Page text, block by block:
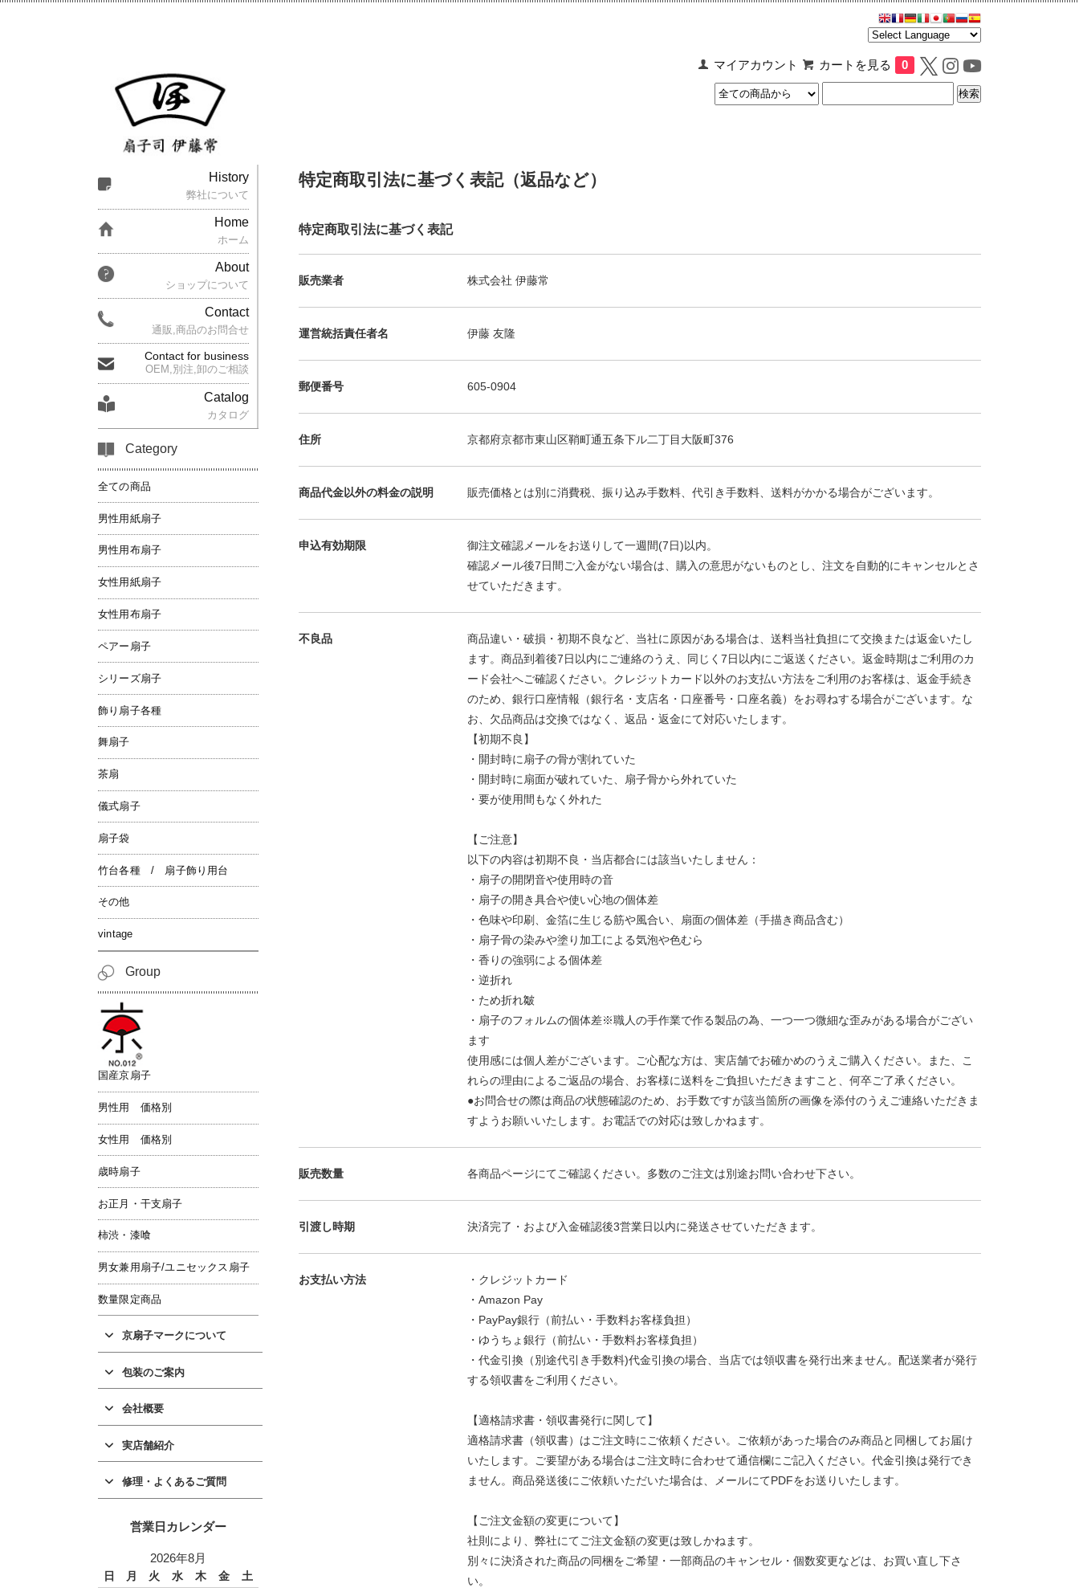
マイアカウント カートを見る 0
特定商取引法に基づく表記（返品など）
特定商取引法に基づく表記
販売業者 株式会社 伊藤常
運営統括責任者名 伊藤 友隆
郵便番号 605-0904
住所 京都府京都市東山区鞘町通五条下ル二丁目大阪町376
商品代金以外の料金の説明 販売価格とは別に消費税、振り込み手数料、代引き手数料、送料がかかる場合がございます。
申込有効期限
御注文確認メールをお送りして一週間(7日)以内。
確認メール後7日間ご入金がない場合は、購入の意思がないものとし、注文を自動的にキャンセルとさ
せていただきます。
不良品
商品違い・破損・初期不良など、当社に原因がある場合は、送料当社負担にて交換または返金いたし
ます。商品到着後7日以内にご連絡のうえ、同じく7日以内にご返送ください。返金時期はご利用のカ
ード会社へご確認ください。クレジットカード以外のお支払い方法をご利用のお客様は、返金手続き
のため、銀行口座情報（銀行名・支店名・口座番号・口座名義）をお尋ねする場合がございます。な
お、欠品商品は交換ではなく、返品・返金にて対応いたします。
【初期不良】
・開封時に扇子の骨が割れていた
・開封時に扇面が破れていた、扇子骨から外れていた
・要が使用間もなく外れた
【ご注意】
以下の内容は初期不良・当店都合には該当いたしません：
・扇子の開閉音や使用時の音
・扇子の開き具合や使い心地の個体差
・色味や印刷、金箔に生じる筋や風合い、扇面の個体差（手描き商品含む）
・扇子骨の染みや塗り加工による気泡や色むら
・香りの強弱による個体差
・逆折れ
・ため折れ皺
・扇子のフォルムの個体差※職人の手作業で作る製品の為、一つ一つ微細な歪みがある場合がござい
ます
使用感には個人差がございます。ご心配な方は、実店舗でお確かめのうえご購入ください。また、こ
れらの理由によるご返品の場合、お客様に送料をご負担いただきますこと、何卒ご了承ください。
●お問合せの際は商品の状態確認のため、お手数ですが該当箇所の画像を添付のうえご連絡いただきま
すようお願いいたします。お電話での対応は致しかねます。
販売数量 各商品ページにてご確認ください。多数のご注文は別途お問い合わせ下さい。
引渡し時期 決済完了・および入金確認後3営業日以内に発送させていただきます。
お支払い方法
・クレジットカード
・Amazon Pay
・PayPay銀行（前払い・手数料お客様負担）
・ゆうちょ銀行（前払い・手数料お客様負担）
・代金引換（別途代引き手数料)代金引換の場合、当店では領収書を発行出来ません。配送業者が発行
する領収書をご利用ください。
【適格請求書・領収書発行に関して】
適格請求書（領収書）はご注文時にご依頼ください。ご依頼があった場合のみ商品と同梱してお届け
いたします。ご要望がある場合はご注文時に合わせて通信欄にご記入ください。代金引換は発行でき
ません。商品発送後にご依頼いただいた場合は、メールにてPDFをお送りいたします。
【ご注文金額の変更について】
社則により、弊社にてご注文金額の変更は致しかねます。
別々に決済された商品の同梱をご希望・一部商品のキャンセル・個数変更などは、お買い直し下さ
い。
History
弊社について
Home
ホーム
About
ショップについて
Contact
通販,商品のお問合せ
Contact for business
OEM,別注,卸のご相談
Catalog
カタログ
Category
全ての商品
男性用紙扇子
男性用布扇子
女性用紙扇子
女性用布扇子
ペアー扇子
シリーズ扇子
飾り扇子各種
舞扇子
茶扇
儀式扇子
扇子袋
竹台各種 / 扇子飾り用台
その他
vintage
Group
国産京扇子
男性用 価格別
女性用 価格別
歳時扇子
お正月・干支扇子
柿渋・漆喰
男女兼用扇子/ユニセックス扇子
数量限定商品
京扇子マークについて
包装のご案内
会社概要
実店舗紹介
修理・よくあるご質問
営業日カレンダー
2026年8月
日 月 火 水 木 金
土